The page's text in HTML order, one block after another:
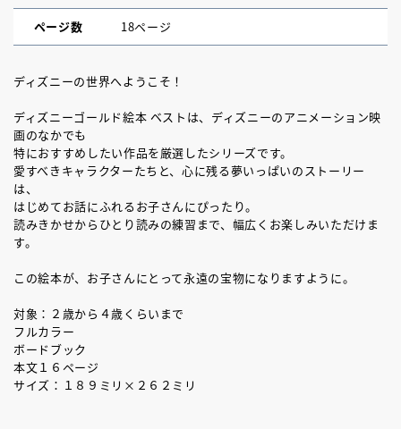
ページ数 18ページ
ディズニーの世界へようこそ！
ディズニーゴールド絵本 ベストは、ディズニーのアニメーション映
画のなかでも
特におすすめしたい作品を厳選したシリーズです。
愛すべきキャラクターたちと、心に残る夢いっぱいのストーリー
は、
はじめてお話にふれるお子さんにぴったり。
読みきかせからひとり読みの練習まで、幅広くお楽しみいただけま
す。
この絵本が、お子さんにとって永遠の宝物になりますように。
対象：２歳から４歳くらいまで
フルカラー
ボードブック
本文１６ページ
サイズ：１８９ミリ×２６２ミリ